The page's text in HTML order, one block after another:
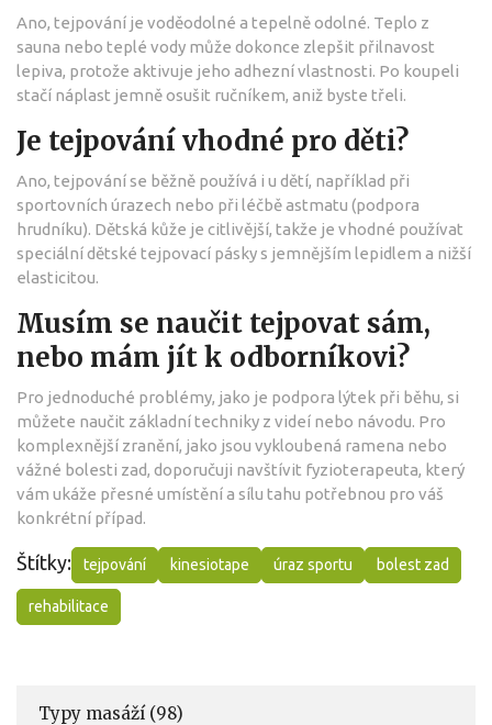
Ano, tejpování je voděodolné a tepelně odolné. Teplo z
sauna nebo teplé vody může dokonce zlepšit přilnavost
lepiva, protože aktivuje jeho adhezní vlastnosti. Po koupeli
stačí náplast jemně osušit ručníkem, aniž byste třeli.
Je tejpování vhodné pro děti?
Ano, tejpování se běžně používá i u dětí, například při
sportovních úrazech nebo při léčbě astmatu (podpora
hrudníku). Dětská kůže je citlivější, takže je vhodné používat
speciální dětské tejpovací pásky s jemnějším lepidlem a nižší
elasticitou.
Musím se naučit tejpovat sám,
nebo mám jít k odborníkovi?
Pro jednoduché problémy, jako je podpora lýtek při běhu, si
můžete naučit základní techniky z videí nebo návodu. Pro
komplexnější zranění, jako jsou vykloubená ramena nebo
vážné bolesti zad, doporučuji navštívit fyzioterapeuta, který
vám ukáže přesné umístění a sílu tahu potřebnou pro váš
konkrétní případ.
Štítky: tejpování kinesiotape úraz sportu bolest zad
rehabilitace
Typy masáží (98)